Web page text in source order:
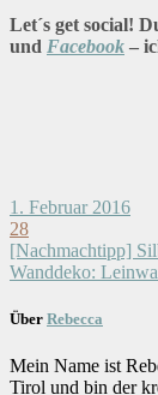
Let´s get social!
und Facebook –
1. Februar 2016
28
[Nachmachtipp]
Wanddeko:
Über Rebecca
Mein Name ist
Tirol und bin der